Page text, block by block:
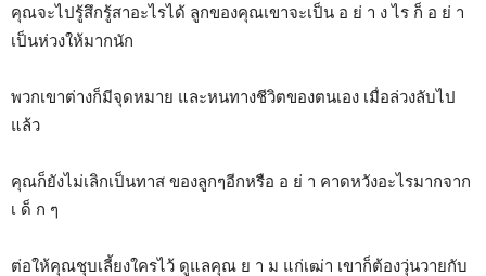
คุณจะไปรู้สึกรู้สาอะไรได้ ลูกของคุณเขาจะเป็น อ ย่ า ง ไร ก็ อ ย่ า
เป็นห่วงให้มากนัก
พวกเขาต่างก็มีจุดหมาย และหนทางชีวิตของตนเอง เมื่อล่วงลับไป
แล้ว
คุณก็ยังไม่เลิกเป็นทาส ของลูกๆอีกหรือ อ ย่ า คาดหวังอะไรมากจาก
เ ด็ ก ๆ
ต่อให้คุณชุบเลี้ยงใครไว้ ดูแลคุณ ย า ม แก่เฒ่า เขาก็ต้องวุ่นวายกับ